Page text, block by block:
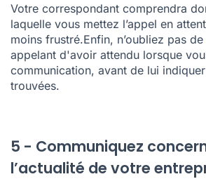
Votre correspondant comprendra
laquelle vous mettez l’appel en
moins frustré.Enfin, n’oubliez pas
appelant d'avoir attendu lorsque
communication, avant de lui
trouvées.
5 - Communiquez
l’actualité de votre